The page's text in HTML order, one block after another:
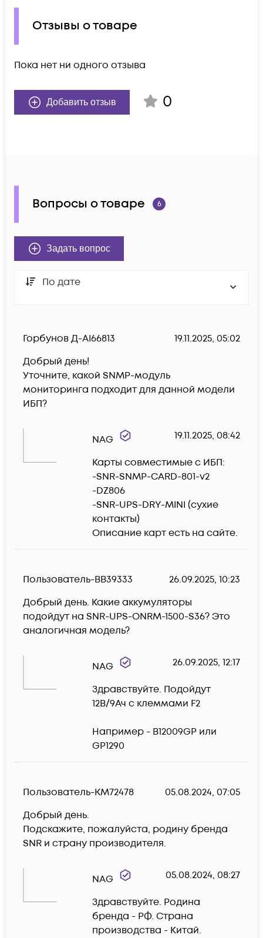
Отзывы о товаре
Пока нет ни одного отзыва
Добавить отзыв 0
Вопросы о товаре 6
Задать вопрос
По дате
Горбунов Д-AI66813
19.11.2025, 05:02
Добрый день!
Уточните, какой SNMP-модуль
мониторинга подходит для данной модели
ИБП?
NAG 19.11.2025, 08:42
Карты совместимые с ИБП:
-SNR-SNMP-CARD-801-v2
-DZ806
-SNR-UPS-DRY-MINI (сухие
контакты)
Описание карт есть на сайте.
Пользователь-BB39333
26.09.2025, 10:23
Добрый день. Какие аккумуляторы
подойдут на SNR-UPS-ONRM-1500-S36? Это
аналогичная модель?
NAG 26.09.2025, 12:17
Здравствуйте. Подойдут
12В/9Ач c клеммами F2
Например - B12009GP или
GP1290
Пользователь-KM72478
05.08.2024, 07:05
Добрый день.
Подскажите, пожалуйста, родину бренда
SNR и страну производителя.
NAG 05.08.2024, 08:27
Здравствуйте. Родина
бренда - РФ. Страна
производства - Китай.